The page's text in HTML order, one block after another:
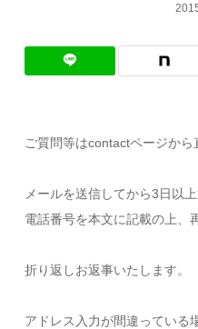
ご質問等はcontactページから
メールを送信してから3日以
電話番号を本文に記載の上、
折り返しお返事いたします。
アドレス入力が間違っている